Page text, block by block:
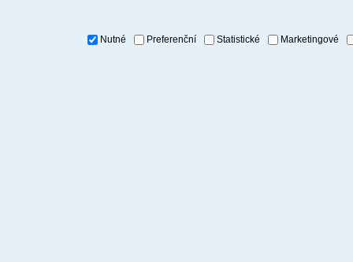
Nutné Preferenční Statistické Marketingové